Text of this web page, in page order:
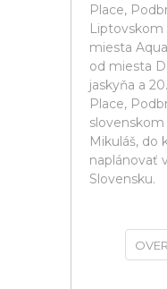
Place,
Liptovskom
miesta
od miesta
jaskyňa a
Place,
Mikuláš, do
naplánovať
Slovensku.